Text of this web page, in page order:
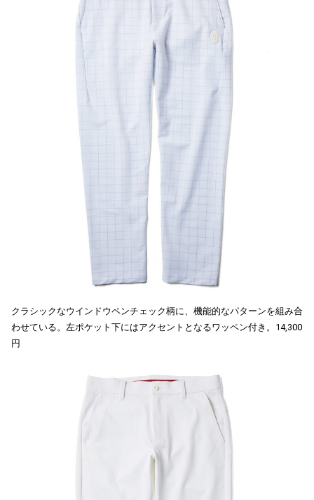
クラシックなウインドウペンチェック柄に、機能的なパターンを組み合
わせている。左ポケット下にはアクセントとなるワッペン付き。14,300
円